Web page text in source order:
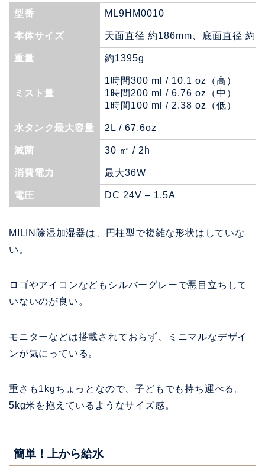
型番 ML9HM0010
本体サイズ 天面直径 約186mm、底面直径 約
重量 約1395g
ミスト量
1時間300 ml / 10.1 oz（高）
1時間200 ml / 6.76 oz（中）
1時間100 ml / 2.38 oz（低）
水タンク最大容量 2L / 67.6oz
滅菌 30 ㎥ / 2h
消費電力 最大36W
電圧 DC 24V – 1.5A
MILIN除湿加湿器は、
円柱型で複雑な形状はしていな
い。
ロゴやアイコンなどもシルバーグレーで悪目立ちして
いないのが良い。
モニターなどは搭載されておらず、ミニマルなデザイ
ンが気にっている。
重さも1kgちょっとなので、子どもでも持ち運べる。
5kg米を抱えているようなサイズ感。
簡単！上から給水